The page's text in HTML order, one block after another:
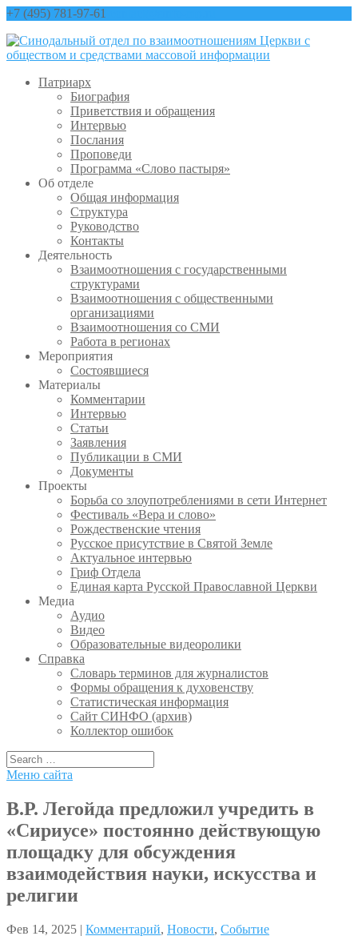
+7 (495) 781-97-61
Патриарх
Биография
Приветствия и обращения
Интервью
Послания
Проповеди
Программа «Слово пастыря»
Об отделе
Общая информация
Структура
Руководство
Контакты
Деятельность
Взаимоотношения с государственными
структурами
Взаимоотношения с общественными
организациями
Взаимоотношения со СМИ
Работа в регионах
Мероприятия
Состоявшиеся
Материалы
Комментарии
Интервью
Статьи
Заявления
Публикации в СМИ
Документы
Проекты
Борьба со злоупотреблениями в сети Интернет
Фестиваль «Вера и слово»
Рождественские чтения
Русское присутствие в Святой Земле
Актуальное интервью
Гриф Отдела
Единая карта Русской Православной Церкви
Медиа
Аудио
Видео
Образовательные видеоролики
Справка
Словарь терминов для журналистов
Формы обращения к духовенству
Статистическая информация
Сайт СИНФО (архив)
Коллектор ошибок
Меню сайта
В.Р. Легойда предложил учредить в
«Сириусе» постоянно действующую
площадку для обсуждения
взаимодействия науки, искусства и
религии
Фев 14, 2025 | Комментарий, Новости, Событие